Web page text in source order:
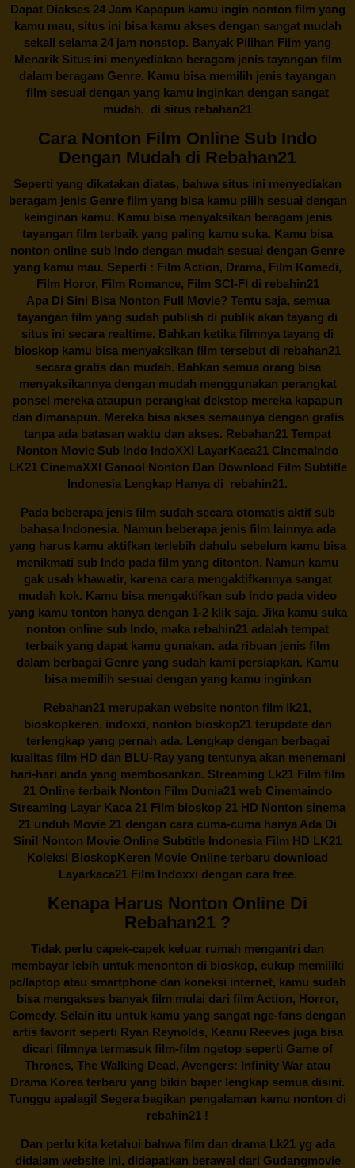
Dapat Diakses 24 Jam Kapapun kamu ingin nonton film yang
kamu mau, situs ini bisa kamu akses dengan sangat mudah
sekali selama 24 jam nonstop. Banyak Pilihan Film yang
Menarik Situs ini menyediakan beragam jenis tayangan film
dalam beragam Genre. Kamu bisa memilih jenis tayangan
film sesuai dengan yang kamu inginkan dengan sangat
mudah. di situs rebahan21
Cara Nonton Film Online Sub Indo
Dengan Mudah di Rebahan21
Seperti yang dikatakan diatas, bahwa situs ini menyediakan
beragam jenis Genre film yang bisa kamu pilih sesuai dengan
keinginan kamu. Kamu bisa menyaksikan beragam jenis
tayangan film terbaik yang paling kamu suka. Kamu bisa
nonton online sub Indo dengan mudah sesuai dengan Genre
yang kamu mau. Seperti : Film Action, Drama, Film Komedi,
Film Horor, Film Romance, Film SCI-FI di rebahin21
Apa Di Sini Bisa Nonton Full Movie? Tentu saja, semua
tayangan film yang sudah publish di publik akan tayang di
situs ini secara realtime. Bahkan ketika filmnya tayang di
bioskop kamu bisa menyaksikan film tersebut di rebahan21
secara gratis dan mudah. Bahkan semua orang bisa
menyaksikannya dengan mudah menggunakan perangkat
ponsel mereka ataupun perangkat dekstop mereka kapapun
dan dimanapun. Mereka bisa akses semaunya dengan gratis
tanpa ada batasan waktu dan akses. Rebahan21 Tempat
Nonton Movie Sub Indo IndoXXI LayarKaca21 CinemaIndo
LK21 CinemaXXI Ganool Nonton Dan Download Film Subtitle
Indonesia Lengkap Hanya di rebahin21.
Pada beberapa jenis film sudah secara otomatis aktif sub
bahasa Indonesia. Namun beberapa jenis film lainnya ada
yang harus kamu aktifkan terlebih dahulu sebelum kamu bisa
menikmati sub Indo pada film yang ditonton. Namun kamu
gak usah khawatir, karena cara mengaktifkannya sangat
mudah kok. Kamu bisa mengaktifkan sub Indo pada video
yang kamu tonton hanya dengan 1-2 klik saja. Jika kamu suka
nonton online sub Indo, maka rebahin21 adalah tempat
terbaik yang dapat kamu gunakan. ada ribuan jenis film
dalam berbagai Genre yang sudah kami persiapkan. Kamu
bisa memilih sesuai dengan yang kamu inginkan
Rebahan21 merupakan website nonton film lk21,
bioskopkeren, indoxxi, nonton bioskop21 terupdate dan
terlengkap yang pernah ada. Lengkap dengan berbagai
kualitas film HD dan BLU-Ray yang tentunya akan menemani
hari-hari anda yang membosankan. Streaming Lk21 Film film
21 Online terbaik Nonton Film Dunia21 web Cinemaindo
Streaming Layar Kaca 21 Film bioskop 21 HD Nonton sinema
21 unduh Movie 21 dengan cara cuma-cuma hanya Ada Di
Sini! Nonton Movie Online Subtitle Indonesia Film HD LK21
Koleksi BioskopKeren Movie Online terbaru download
Layarkaca21 Film Indoxxi dengan cara free.
Kenapa Harus Nonton Online Di
Rebahan21 ?
Tidak perlu capek-capek keluar rumah mengantri dan
membayar lebih untuk menonton di bioskop, cukup memiliki
pc/laptop atau smartphone dan koneksi internet, kamu sudah
bisa mengakses banyak film mulai dari film Action, Horror,
Comedy. Selain itu untuk kamu yang sangat nge-fans dengan
artis favorit seperti Ryan Reynolds, Keanu Reeves juga bisa
dicari filmnya termasuk film-film ngetop seperti Game of
Thrones, The Walking Dead, Avengers: Infinity War atau
Drama Korea terbaru yang bikin baper lengkap semua disini.
Tunggu apalagi! Segera bagikan pengalaman kamu nonton di
rebahin21 !
Dan perlu kita ketahui bahwa film dan dramaLk21yg ada
didalam website ini, didapatkan berawal dari Gudangmovie